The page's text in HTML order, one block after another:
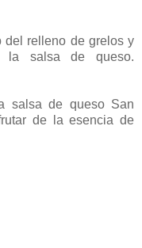
del relleno de grelos y
la salsa de queso.
salsa de queso San
de la esencia de